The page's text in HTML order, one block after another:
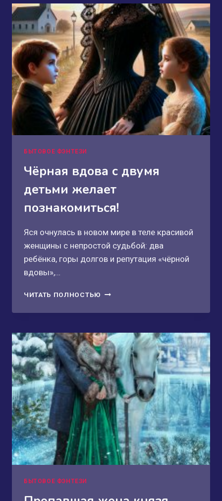
ЗЛОДЕЯ
БЫТОВОЕ ФЭНТЕЗИ
Чёрная вдова с двумя
детьми желает
познакомиться!
Яся очнулась в новом мире в теле красивой
женщины с непростой судьбой: два
ребёнка, горы долгов и репутация «чёрной
вдовы»,…
ЧИТАТЬ ПОЛНОСТЬЮ ЧЁРНАЯ
С
ДЕТЬМИ
ЖЕЛАЕТ
ПОЗНАКОМИТЬСЯ!
БЫТОВОЕ ФЭНТЕЗИ